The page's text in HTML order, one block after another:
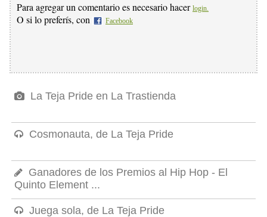
Para agregar un comentario es necesario hacer login.
O si lo preferís, con Facebook
La Teja Pride en La Trastienda
Cosmonauta, de La Teja Pride
Ganadores de los Premios al Hip Hop - El
Quinto Element ...
Juega sola, de La Teja Pride